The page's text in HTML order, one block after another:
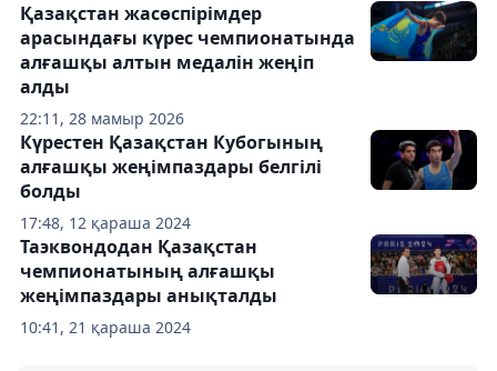
22:11, 28 мамыр 2026
Қазақстан жасөспірімдер
арасындағы күрес чемпионатында
алғашқы алтын медалін жеңіп
алды
17:48, 12 қараша 2024
Күрестен Қазақстан Кубогының
алғашқы жеңімпаздары белгілі
болды
10:41, 21 қараша 2024
Таэквондодан Қазақстан
чемпионатының алғашқы
жеңімпаздары анықталды